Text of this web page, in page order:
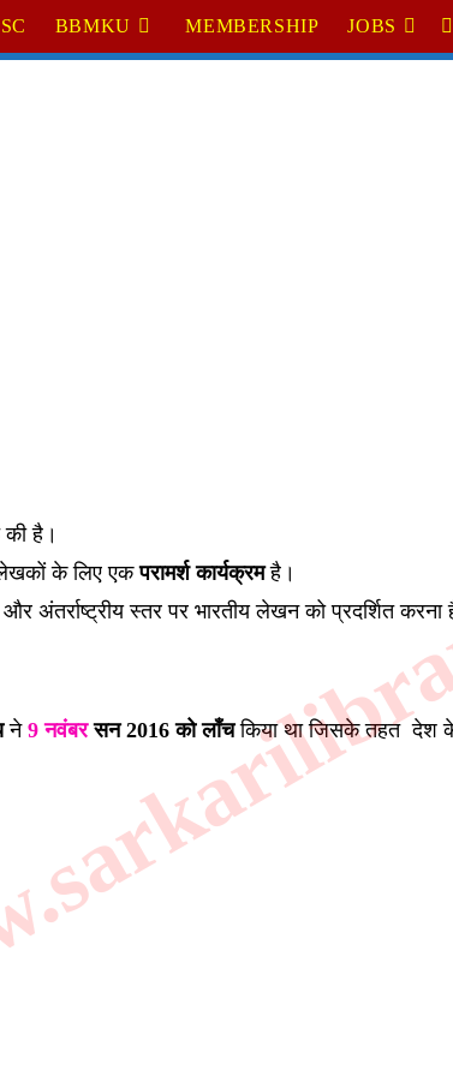
BBMKU MEMBERSHIP JOBS
है।
के लिए एकपरामर्श कार्यक्रमहै।
स्तर पर भारतीय लेखन को प्रदर्शित करना
ने 9 नवंबरसन 2016 को लॉंचकिया था जिसके तहत देश